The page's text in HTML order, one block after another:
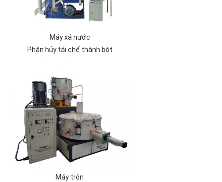
Máy xả nước
Phân hủy tái chế thành bột
Máy trộn